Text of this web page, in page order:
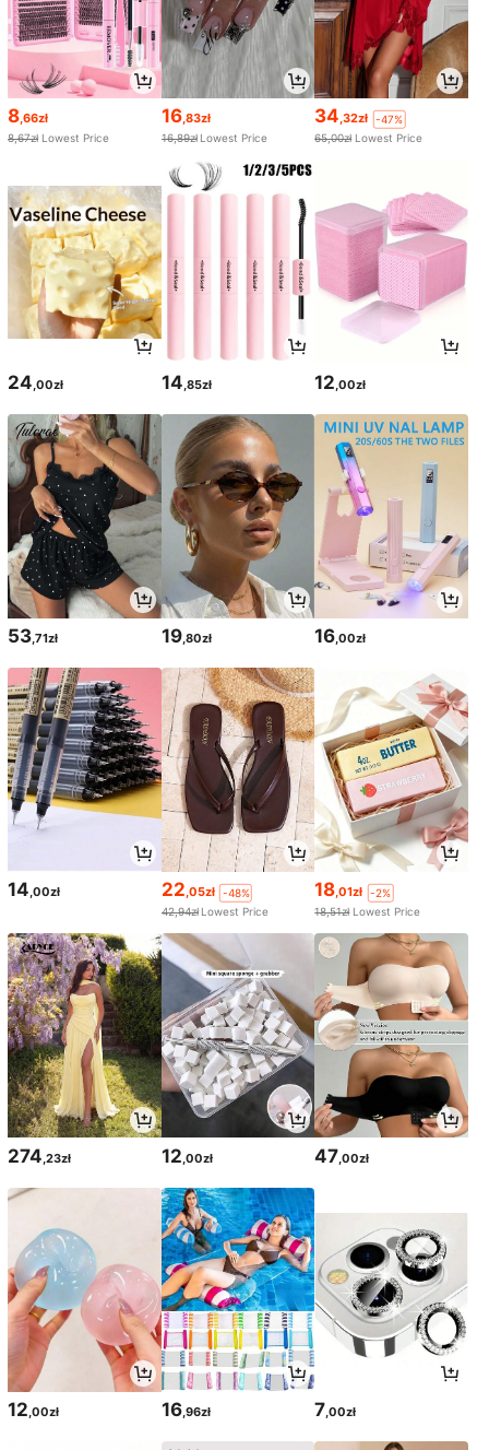
8,66zł
8,67zł Lowest Price
16,83zł
16,89zł Lowest Price
34,32zł
-47%
65,00zł Lowest Price
24 ,00zł 14 ,85zł 12 ,00zł
53,71zł 19,80zł 16,00zł
14,00zł 22,05zł
-48%
42,94zł Lowest Price
18,01zł
-2%
18,51zł Lowest Price
274 ,23zł 12 ,00zł 47 ,00zł
12 ,00zł 16,96zł 7 ,00zł